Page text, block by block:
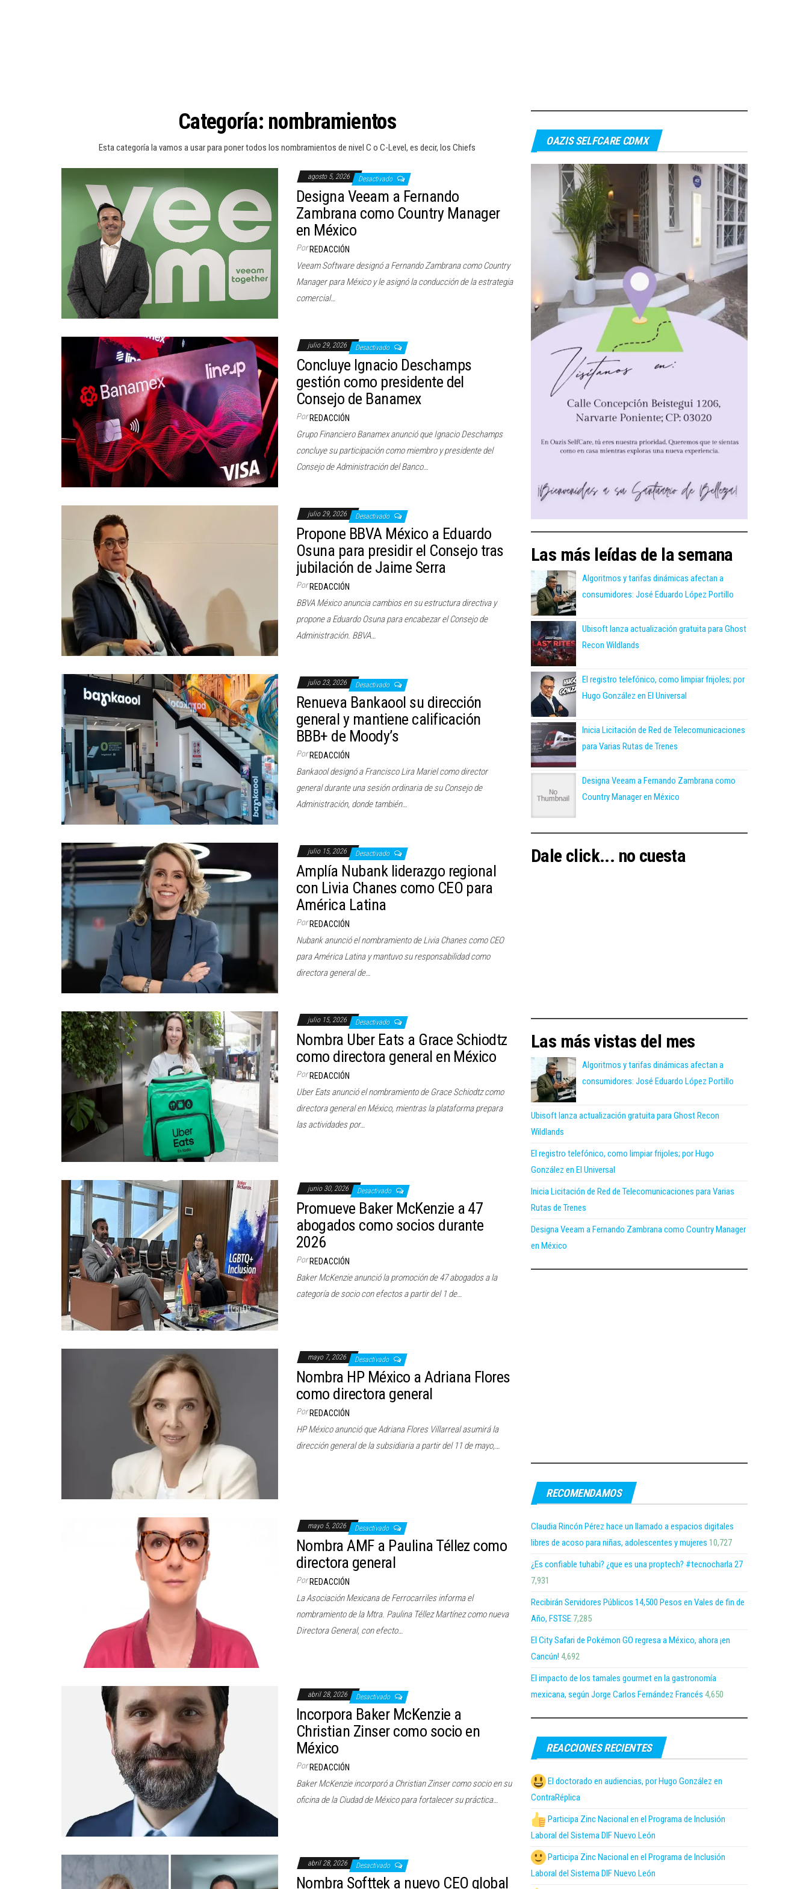
Categoría: nombramientos
Esta categoría la vamos a usar para poner todos los nombramientos de nivel C o C-Level, es decir, los Chiefs
agosto 5, 2026 Desactivado
Designa Veeam a Fernando
Zambrana como Country Manager
en México
Por REDACCIÓN
Veeam Software designó a Fernando Zambrana como Country
Manager para México y le asignó la conducción de la estrategia
comercial…
julio 29, 2026 Desactivado
Concluye Ignacio Deschamps
gestión como presidente del
Consejo de Banamex
Por REDACCIÓN
Grupo Financiero Banamex anunció que Ignacio Deschamps
concluye su participación como miembro y presidente del
Consejo de Administración del Banco…
julio 29, 2026 Desactivado
Propone BBVA México a Eduardo
Osuna para presidir el Consejo tras
jubilación de Jaime Serra
Por REDACCIÓN
BBVA México anuncia cambios en su estructura directiva y
propone a Eduardo Osuna para encabezar el Consejo de
Administración. BBVA…
julio 23, 2026 Desactivado
Renueva Bankaool su dirección
general y mantiene calificación
BBB+ de Moody’s
Por REDACCIÓN
Bankaool designó a Francisco Lira Mariel como director
general durante una sesión ordinaria de su Consejo de
Administración, donde también…
julio 15, 2026 Desactivado
Amplía Nubank liderazgo regional
con Livia Chanes como CEO para
América Latina
Por REDACCIÓN
Nubank anunció el nombramiento de Livia Chanes como CEO
para América Latina y mantuvo su responsabilidad como
directora general de…
julio 15, 2026 Desactivado
Nombra Uber Eats a Grace Schiodtz
como directora general en México
Por REDACCIÓN
Uber Eats anunció el nombramiento de Grace Schiodtz como
directora general en México, mientras la plataforma prepara
las actividades por…
junio 30, 2026 Desactivado
Promueve Baker McKenzie a 47
abogados como socios durante
2026
Por REDACCIÓN
Baker McKenzie anunció la promoción de 47 abogados a la
categoría de socio con efectos a partir del 1 de…
mayo 7, 2026 Desactivado
Nombra HP México a Adriana Flores
como directora general
Por REDACCIÓN
HP México anunció que Adriana Flores Villarreal asumirá la
dirección general de la subsidiaria a partir del 11 de mayo,…
mayo 5, 2026 Desactivado
Nombra AMF a Paulina Téllez como
directora general
Por REDACCIÓN
La Asociación Mexicana de Ferrocarriles informa el
nombramiento de la Mtra. Paulina Téllez Martínez como nueva
Directora General, con efecto…
abril 28, 2026 Desactivado
Incorpora Baker McKenzie a
Christian Zinser como socio en
México
Por REDACCIÓN
Baker McKenzie incorporó a Christian Zinser como socio en su
oficina de la Ciudad de México para fortalecer su práctica…
abril 28, 2026 Desactivado
Nombra Softtek a nuevo CEO global
OAZIS SELFCARE CDMX
Las más leídas de la semana
Algoritmos y tarifas dinámicas afectan a
consumidores: José Eduardo López Portillo
Ubisoft lanza actualización gratuita para Ghost
Recon Wildlands
El registro telefónico, como limpiar frijoles; por
Hugo González en El Universal
Inicia Licitación de Red de Telecomunicaciones
para Varias Rutas de Trenes
Designa Veeam a Fernando Zambrana como
Country Manager en México
Dale click... no cuesta
Las más vistas del mes
Algoritmos y tarifas dinámicas afectan a
consumidores: José Eduardo López Portillo
Ubisoft lanza actualización gratuita para Ghost Recon
Wildlands
El registro telefónico, como limpiar frijoles; por Hugo
González en El Universal
Inicia Licitación de Red de Telecomunicaciones para Varias
Rutas de Trenes
Designa Veeam a Fernando Zambrana como Country Manager
en México
RECOMENDAMOS
Claudia Rincón Pérez hace un llamado a espacios digitales
libres de acoso para niñas, adolescentes y mujeres 10,727
¿Es confiable tuhabi? ¿que es una proptech? #tecnocharla 27
7,931
Recibirán Servidores Públicos 14,500 Pesos en Vales de fin de
Año, FSTSE 7,285
El City Safari de Pokémon GO regresa a México, ahora ¡en
Cancún! 4,692
El impacto de los tamales gourmet en la gastronomía
mexicana, según Jorge Carlos Fernández Francés 4,650
REACCIONES RECIENTES
El doctorado en audiencias, por Hugo González en
ContraRéplica
Participa Zinc Nacional en el Programa de Inclusión
Laboral del Sistema DIF Nuevo León
Participa Zinc Nacional en el Programa de Inclusión
Laboral del Sistema DIF Nuevo León